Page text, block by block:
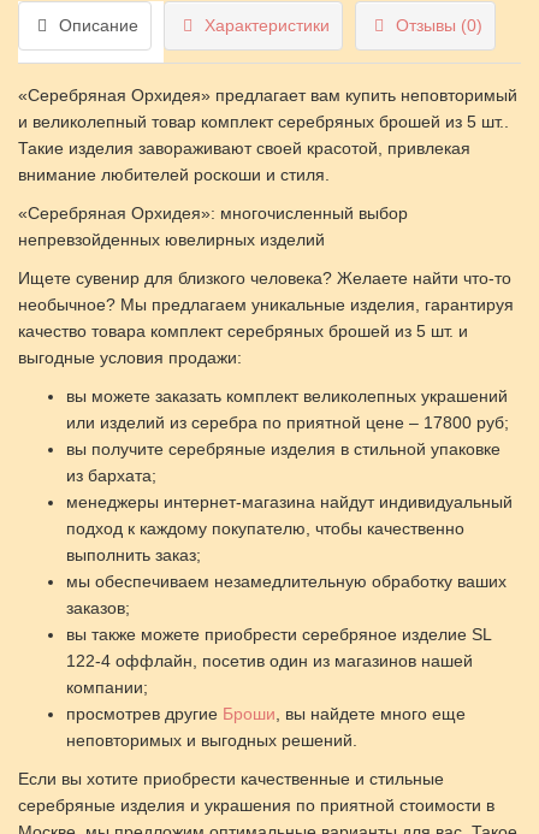
Описание Характеристики Отзывы (0)
«Серебряная Орхидея» предлагает вам купить неповторимый
и великолепный товар комплект серебряных брошей из 5 шт..
Такие изделия завораживают своей красотой, привлекая
внимание любителей роскоши и стиля.
«Серебряная Орхидея»: многочисленный выбор
непревзойденных ювелирных изделий
Ищете сувенир для близкого человека? Желаете найти что-то
необычное? Мы предлагаем уникальные изделия, гарантируя
качество товара комплект серебряных брошей из 5 шт. и
выгодные условия продажи:
вы можете заказать комплект великолепных украшений
или изделий из серебра по приятной цене – 17800 руб;
вы получите серебряные изделия в стильной упаковке
из бархата;
менеджеры интернет-магазина найдут индивидуальный
подход к каждому покупателю, чтобы качественно
выполнить заказ;
мы обеспечиваем незамедлительную обработку ваших
заказов;
вы также можете приобрести серебряное изделие SL
122-4 оффлайн, посетив один из магазинов нашей
компании;
просмотрев другие Броши , вы найдете много еще
неповторимых и выгодных решений.
Если вы хотите приобрести качественные и стильные
серебряные изделия и украшения по приятной стоимости в